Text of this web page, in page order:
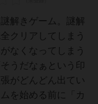
解きゲーム。謎解
クリアしてしまう
なくなってしまう
うだなぁという印
がどんどん出てい
を始める前に「カ